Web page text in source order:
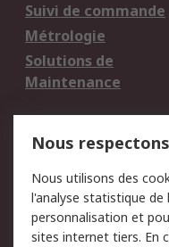
Suivi de commande
Métrologie
Solutions de
Maintenance
du site
Politique de
des données - Mise
Nous
Nous utilisons des
l'analyse statistique
personnalisation et
sites internet tiers. En